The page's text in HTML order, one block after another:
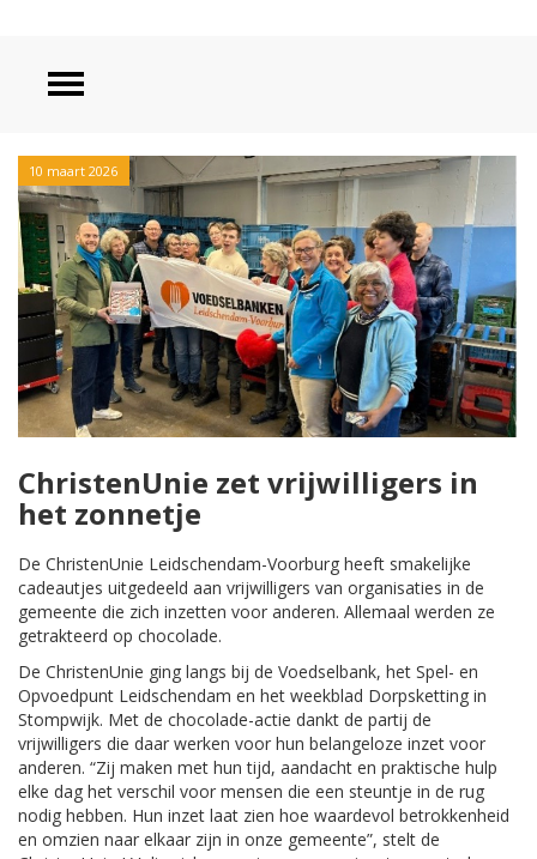
10 maart 2026
ChristenUnie zet vrijwilligers in
het zonnetje
De ChristenUnie Leidschendam-Voorburg heeft smakelijke
cadeautjes uitgedeeld aan vrijwilligers van organisaties in de
gemeente die zich inzetten voor anderen. Allemaal werden ze
getrakteerd op chocolade.
De ChristenUnie ging langs bij de Voedselbank, het Spel- en
Opvoedpunt Leidschendam en het weekblad Dorpsketting in
Stompwijk. Met de chocolade-actie dankt de partij de
vrijwilligers die daar werken voor hun belangeloze inzet voor
anderen. “Zij maken met hun tijd, aandacht en praktische hulp
elke dag het verschil voor mensen die een steuntje in de rug
nodig hebben. Hun inzet laat zien hoe waardevol betrokkenheid
en omzien naar elkaar zijn in onze gemeente”, stelt de